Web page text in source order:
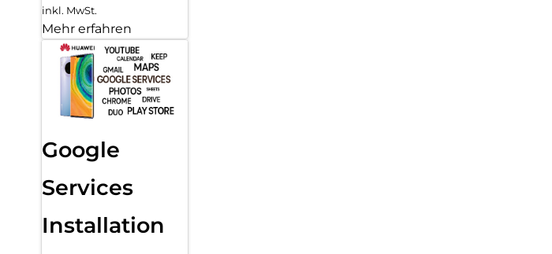
inkl. MwSt.
Mehr erfahren
Google
Services
Installation